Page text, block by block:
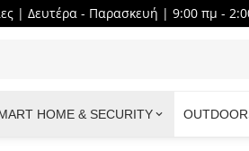
| Δευτέρα - Παρασκευή | 9:00 πμ -
HOME & SECURITY